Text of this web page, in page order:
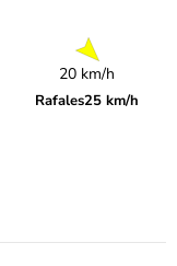
20 km/h
Rafales25 km/h